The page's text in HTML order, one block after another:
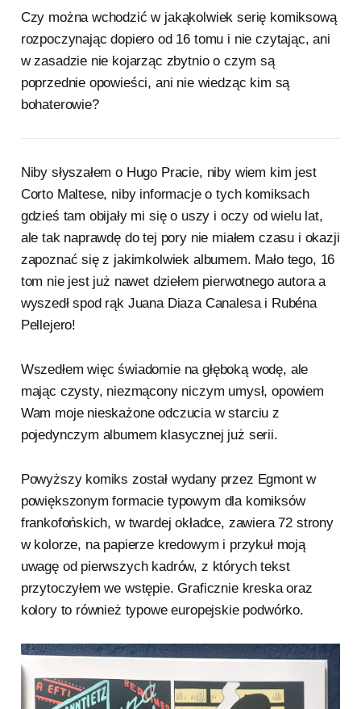
Czy można wchodzić w jakąkolwiek serię komiksową
rozpoczynając dopiero od 16 tomu i nie czytając, ani
w zasadzie nie kojarząc zbytnio o czym są
poprzednie opowieści, ani nie wiedząc kim są
bohaterowie?
Niby słyszałem o Hugo Pracie, niby wiem kim jest
Corto Maltese, niby informacje o tych komiksach
gdzieś tam obijały mi się o uszy i oczy od wielu lat,
ale tak naprawdę do tej pory nie miałem czasu i okazji
zapoznać się z jakimkolwiek albumem. Mało tego, 16
tom nie jest już nawet dziełem pierwotnego autora a
wyszedł spod rąk Juana Diaza Canalesa i Rubéna
Pellejero!
Wszedłem więc świadomie na głęboką wodę, ale
mając czysty, niezmącony niczym umysł, opowiem
Wam moje nieskażone odczucia w starciu z
pojedynczym albumem klasycznej już serii.
Powyższy komiks został wydany przez Egmont w
powiększonym formacie typowym dla komiksów
frankofońskich, w twardej okładce, zawiera 72 strony
w kolorze, na papierze kredowym i przykuł moją
uwagę od pierwszych kadrów, z których tekst
przytoczyłem we wstępie. Graficznie kreska oraz
kolory to również typowe europejskie podwórko.